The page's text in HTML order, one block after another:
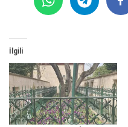
İlgili